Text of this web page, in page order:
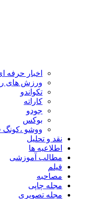
اخبار حرفه
ورزش های
تکواندو
کاراته
جودو
بوکس
ووشو ،کونگ
نقد و تحلیل
اطلاعیه ها
مطالب آموزشی
فیلم
مصاحبه
مجله چاپی
مجله تصویری